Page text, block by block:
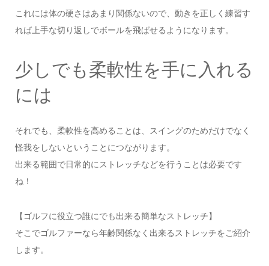
これには体の硬さはあまり関係ないので、動きを正しく練習す
れば上手な切り返しでボールを飛ばせるようになります。
少しでも柔軟性を手に入れる
には
それでも、柔軟性を高めることは、スイングのためだけでなく
怪我をしないということにつながります。
出来る範囲で日常的にストレッチなどを行うことは必要です
ね！
【ゴルフに役立つ誰にでも出来る簡単なストレッチ】
そこでゴルファーなら年齢関係なく出来るストレッチをご紹介
します。